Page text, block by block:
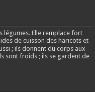
légumes. Elle remplace fort
de cuisson des haricots et
; ils donnent du corps aux
sont froids ; ils se gardent de